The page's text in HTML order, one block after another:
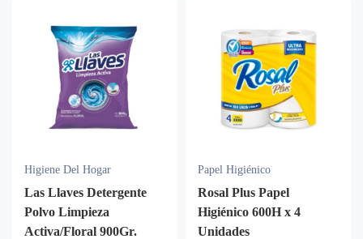
Higiene Del Hogar
Las Llaves Detergente
Polvo Limpieza
Activa/Floral 900Gr.
Papel Higiénico
Rosal Plus Papel
Higiénico 600H x 4
Unidades